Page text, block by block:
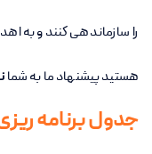
را سازماندهی کنند و به
هستید پیشنهاد ما به شما
جدول برنامه